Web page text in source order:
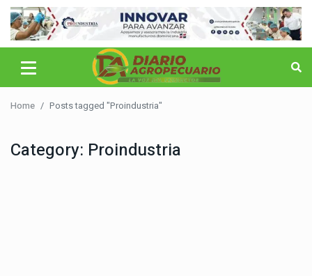
Home Posts tagged "Proindustria"
Category: Proindustria